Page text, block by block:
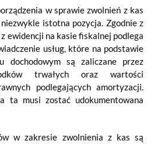
w sprawie zwolnień z kas
istotna pozycja. Zgodnie z
ewidencji na kasie fiskalnej podlega
usług, które na podstawie
dochodowym są zaliczane przez
trwałych oraz wartości
podlegających amortyzacji.
ta musi zostać udokumentowana
w zakresie zwolnienia z kas są